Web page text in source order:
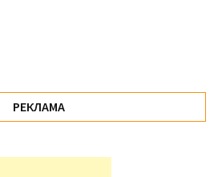
РЕКЛАМА